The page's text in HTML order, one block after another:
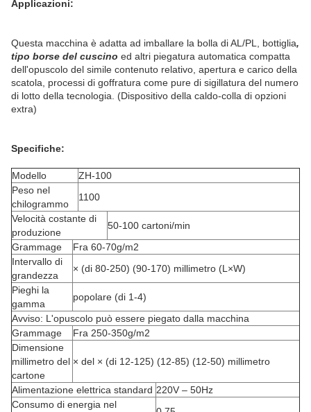
Applicazioni:
Questa macchina è adatta ad imballare la bolla di AL/PL, bottiglia,
tipo borse del cuscino ed altri piegatura automatica compatta
dell'opuscolo del simile contenuto relativo, apertura e carico della
scatola, processi di goffratura come pure di sigillatura del numero
di lotto della tecnologia. (Dispositivo della caldo-colla di opzioni
extra)
Specifiche:
Modello
ZH-100
Peso nel
chilogrammo
1100
Velocità costante di
produzione
50-100 cartoni/min
Grammage
Fra 60-70g/m2
Intervallo di
grandezza
× (di 80-250) (90-170) millimetro (L×W)
Pieghi la
gamma
popolare (di 1-4)
Avviso: L'opuscolo può essere piegato dalla macchina
Grammage
Fra 250-350g/m2
Dimensione
millimetro del
cartone
× del × (di 12-125) (12-85) (12-50) millimetro
Alimentazione elettrica standard 220V – 50Hz
Consumo di energia nel